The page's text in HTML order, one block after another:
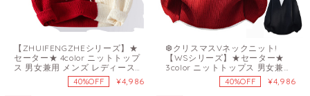
【ZHUIFENGZHEシリーズ】★
セーター★ 4color ニットトップ
ス 男女兼用 メンズ レディース
レッド ブラック ブラウン グレー
40%OFF ¥4,986
❆クリスマスVネックニット!
【WSシリーズ】★セーター★
3color ニットトップス 男女兼用
メンズ 大きいサイズ 黒 赤 灰
40%OFF ¥4,986